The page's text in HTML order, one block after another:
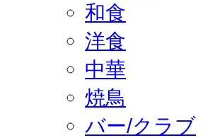
和食
洋食
中華
焼鳥
バー/クラブ